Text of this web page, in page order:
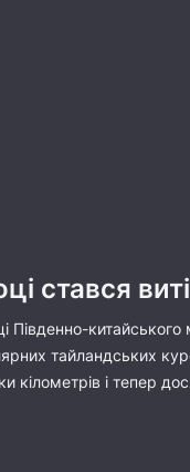
стався
Південно-
тайландських
і тепер